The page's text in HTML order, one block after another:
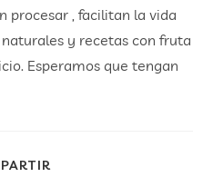
procesar , facilitan la vida
y recetas con fruta
Esperamos que tengan